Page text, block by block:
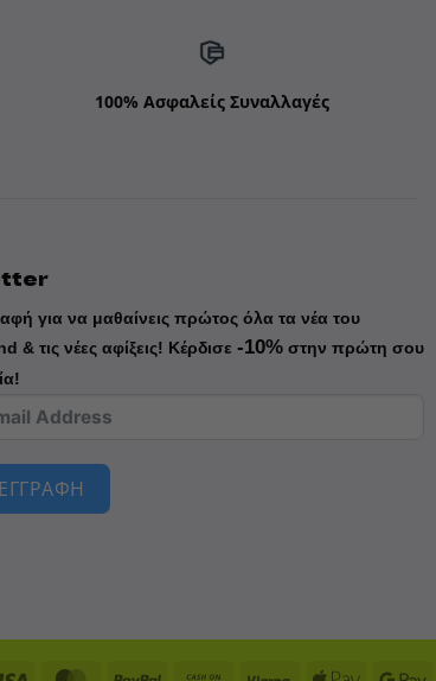
100% Ασφαλείς Συναλλαγές
για να μαθαίνεις πρώτος όλα τα νέα του
& τις νέες αφίξεις! Κέρδισε -10%στην πρώτη σου